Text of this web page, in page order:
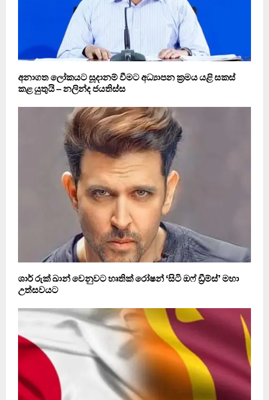
අනාගත ලෝකයට සූදානම් වීමට අධ්‍යාපන ක්‍රමය යළි සකස්
කළ යුතුයි – නලින්ද ජයතිස්ස
ශාර් රුක් ඛාන් වෙනුවට හෘතික් රෝෂන් ‘සිටි ඔෆ් ඩ්‍රීම්ස්’ මහා
උත්සවයට